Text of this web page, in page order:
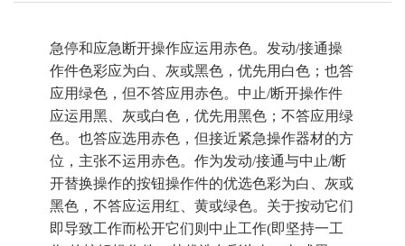
急停和应急断开操作应运用赤色。发动/接通操
作件色彩应为白、灰或黑色，优先用白色；也答
应用绿色，但不答应用赤色。中止/断开操作件
应运用黑、灰或白色，优先用黑色；不答应用绿
色。也答应选用赤色，但接近紧急操作器材的方
位，主张不运用赤色。作为发动/接通与中止/断
开替换操作的按钮操作件的优选色彩为白、灰或
黑色，不答应运用红、黄或绿色。关于按动它们
即导致工作而松开它们则中止工作(即坚持一工